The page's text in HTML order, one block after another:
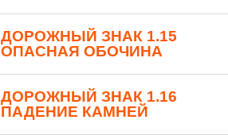
ДОРОЖНЫЙ ЗНАК 1.15
ОПАСНАЯ ОБОЧИНА
ДОРОЖНЫЙ ЗНАК 1.16
ПАДЕНИЕ КАМНЕЙ